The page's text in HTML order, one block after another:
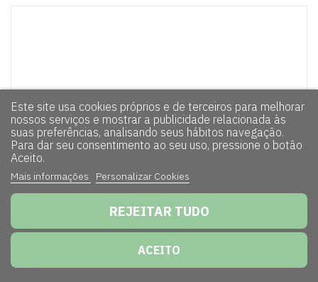
Este site usa cookies próprios e de terceiros para melhorar
nossos serviços e mostrar a publicidade relacionada às
suas preferências, analisando seus hábitos navegação.
Para dar seu consentimento ao seu uso, pressione o botão
Aceito.
Mais informações Personalizar Cookies
REJEITAR TUDO
ACEITO